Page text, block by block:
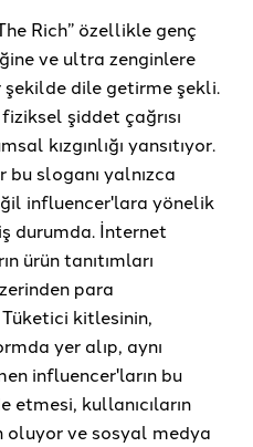
Rich” özellikle genç
ve ultra zenginlere
dile getirme şekli.
şiddet çağrısı
kızgınlığı yansıtıyor.
bu sloganı yalnızca
influencer'lara yönelik
durumda. İnternet
ürün tanıtımları
para
kitlesinin,
yer alıp, aynı
influencer'ların bu
kullanıcıların
oluyor ve sosyal medya